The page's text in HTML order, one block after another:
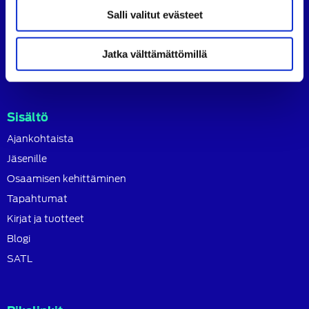
Salli valitut evästeet
Jatka välttämättömillä
tavoitteena on ylläpitää ja kehittää koko autoalan
osaamista ja ammattitaitoa.
Sisältö
Ajankohtaista
Jäsenille
Osaamisen kehittäminen
Tapahtumat
Kirjat ja tuotteet
Blogi
SATL